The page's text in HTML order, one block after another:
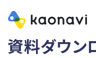
資料ダウン